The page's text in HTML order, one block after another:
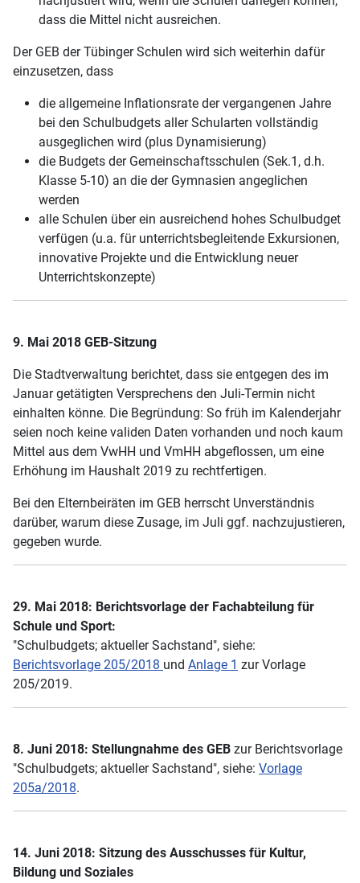
dass die Mittel nicht ausreichen.
Der GEB der Tübinger Schulen wird sich weiterhin dafür
einzusetzen, dass
die allgemeine Inflationsrate der vergangenen Jahre
bei den Schulbudgets aller Schularten vollständig
ausgeglichen wird (plus Dynamisierung)
die Budgets der Gemeinschaftsschulen (Sek.1, d.h.
Klasse 5-10) an die der Gymnasien angeglichen
werden
alle Schulen über ein ausreichend hohes Schulbudget
verfügen (u.a. für unterrichtsbegleitende Exkursionen,
innovative Projekte und die Entwicklung neuer
Unterrichtskonzepte)
9. Mai 2018 GEB-Sitzung
Die Stadtverwaltung berichtet, dass sie entgegen des im
Januar getätigten Versprechens den Juli-Termin nicht
einhalten könne. Die Begründung: So früh im Kalenderjahr
seien noch keine validen Daten vorhanden und noch kaum
Mittel aus dem VwHH und VmHH abgeflossen, um eine
Erhöhung im Haushalt 2019 zu rechtfertigen.
Bei den Elternbeiräten im GEB herrscht Unverständnis
darüber, warum diese Zusage, im Juli ggf. nachzujustieren,
gegeben wurde.
29. Mai 2018: Berichtsvorlage der Fachabteilung für
Schule und Sport:
"Schulbudgets; aktueller Sachstand", siehe:
Berichtsvorlage 205/2018 und Anlage 1 zur Vorlage
205/2019.
8. Juni 2018: Stellungnahme des GEB zur Berichtsvorlage
"Schulbudgets; aktueller Sachstand", siehe: Vorlage
205a/2018.
14. Juni 2018: Sitzung des Ausschusses für Kultur,
Bildung und Soziales